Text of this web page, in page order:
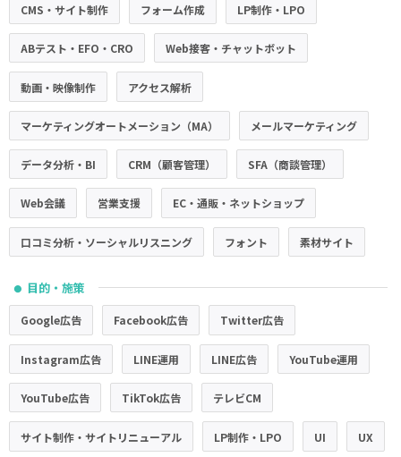
CMS・サイト制作 フォーム作成 LP制作・LPO
ABテスト・EFO・CRO Web接客・チャットボット
動画・映像制作 アクセス解析
マーケティングオートメーション（MA） メールマーケティング
データ分析・BI CRM（顧客管理） SFA（商談管理）
Web会議 営業支援 EC・通販・ネットショップ
口コミ分析・ソーシャルリスニング フォント 素材サイト
● 目的・施策
Google広告 Facebook広告 Twitter広告
Instagram広告 LINE運用 LINE広告 YouTube運用
YouTube広告 TikTok広告 テレビCM
サイト制作・サイトリニューアル LP制作・LPO UI UX